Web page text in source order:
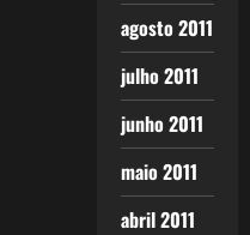
agosto 2011
julho 2011
junho 2011
maio 2011
abril 2011